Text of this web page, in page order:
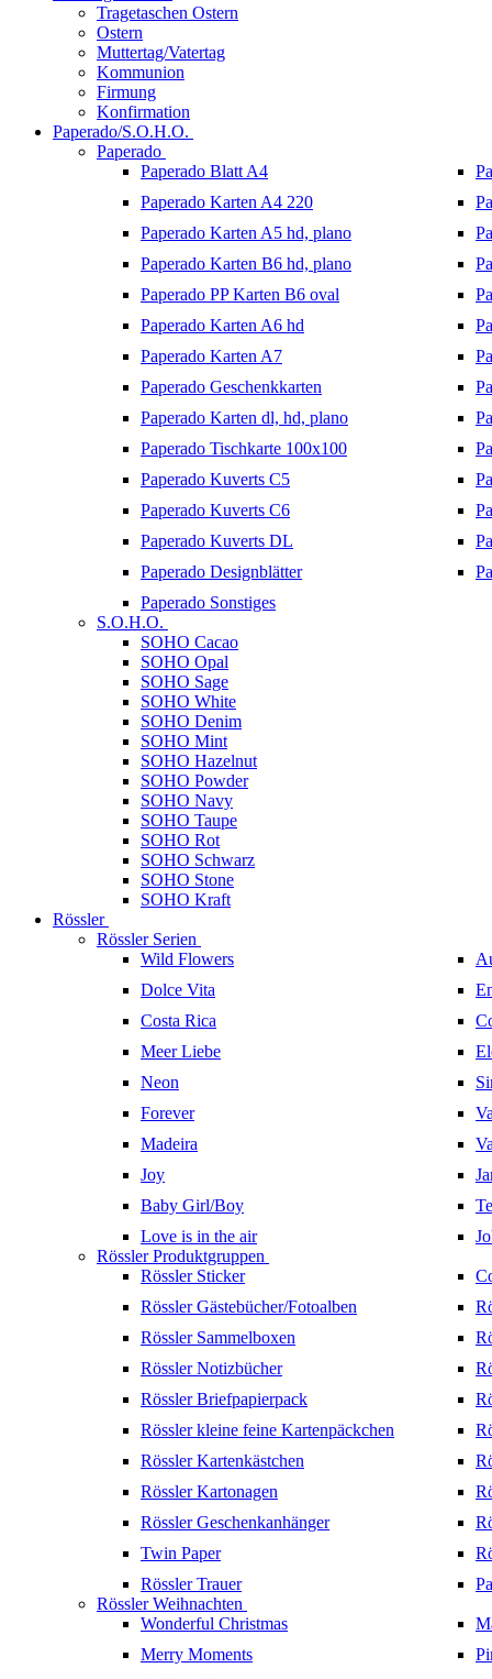
Tragetaschen Ostern
Ostern
Muttertag/Vatertag
Kommunion
Firmung
Konfirmation
Paperado/S.O.H.O.
Paperado
Paperado Blatt A4
Paperado Karten A4 220
Paperado Karten A5 hd, plano
Paperado Karten B6 hd, plano
Paperado PP Karten B6 oval
Paperado Karten A6 hd
Paperado Karten A7
Paperado Geschenkkarten
Paperado Karten dl, hd, plano
Paperado Tischkarte 100x100
Paperado Kuverts C5
Paperado Kuverts C6
Paperado Kuverts DL
Paperado Designblätter
Paperado Sonstiges
S.O.H.O.
SOHO Cacao
SOHO Opal
SOHO Sage
SOHO White
SOHO Denim
SOHO Mint
SOHO Hazelnut
SOHO Powder
SOHO Navy
SOHO Taupe
SOHO Rot
SOHO Schwarz
SOHO Stone
SOHO Kraft
Rössler
Rössler Serien
Wild Flowers
Dolce Vita
Costa Rica
Meer Liebe
Neon
Forever
Madeira
Joy
Baby Girl/Boy
Love is in the air
Rössler Produktgruppen
Rössler Sticker
Rössler Gästebücher/Fotoalben
Rössler Sammelboxen
Rössler Notizbücher
Rössler Briefpapierpack
Rössler kleine feine Kartenpäckchen
Rössler Kartenkästchen
Rössler Kartonagen
Rössler Geschenkanhänger
Twin Paper
Rössler Trauer
Rössler Weihnachten
Wonderful Christmas
Merry Moments